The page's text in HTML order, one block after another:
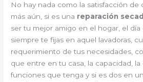
No hay nada como la satisfacción de
más aún, si es una reparación
ser tu mejor amigo en el hogar, el
siempre te fijas en aquel lavadoras,
requerimiento de tus necesidades,
que entre en tu casa, la capacidad,
funciones que tenga y si es dos en